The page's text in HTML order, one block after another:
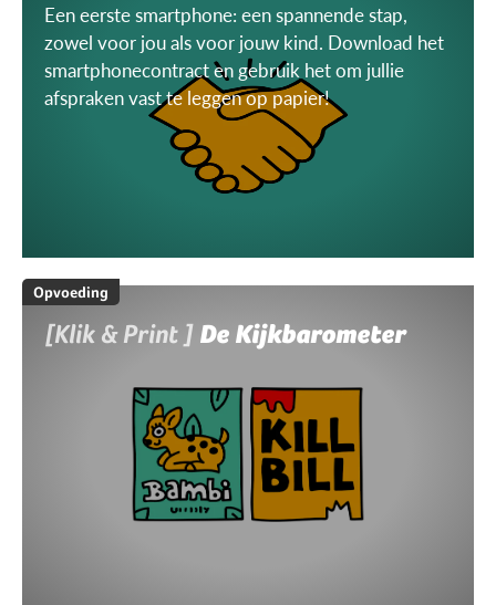
Een eerste smartphone: een spannende stap,
zowel voor jou als voor jouw kind. Download het
smartphonecontract en gebruik het om jullie
afspraken vast te leggen op papier!
Opvoeding
[Klik & Print ] De Kijkbarometer